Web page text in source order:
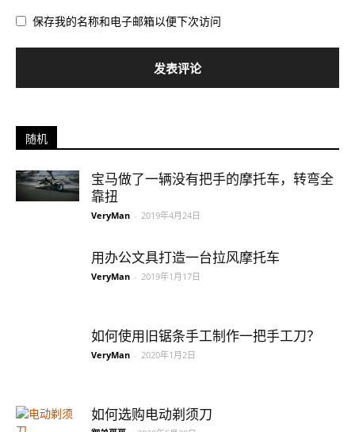
保存我的名称和电子邮箱以便下次访问
随机
宝马做了一辆没有把手的摩托车，转弯全
靠扭
VeryMan - 2019年4月24日
用办公文具打造一台拉风摩托车
VeryMan - 2019年1月17日
如何使用旧锯条手工制作一把手工刀？
VeryMan - 2020年1月2日
如何选购电动剃须刀